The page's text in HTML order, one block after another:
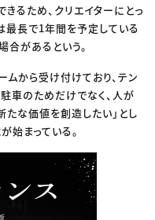
るため、クリエイターにとっ
最長で1年間を予定している
合があるという。
から受け付けており、テン
車のためだけでなく、人が
な価値を創造したい」とし
始まっている。